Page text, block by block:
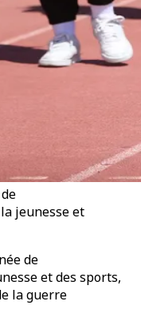
jeunesse et
de
et des sports,
la guerre